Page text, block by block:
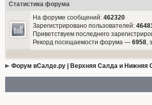
Статистика форума
На форуме сообщений: 462320
Зарегистрировано пользователей:
Приветствуем последнего
Рекорд посещаемости форума — 6958,
Форум вСалде.ру | Верхняя Салда и Нижняя